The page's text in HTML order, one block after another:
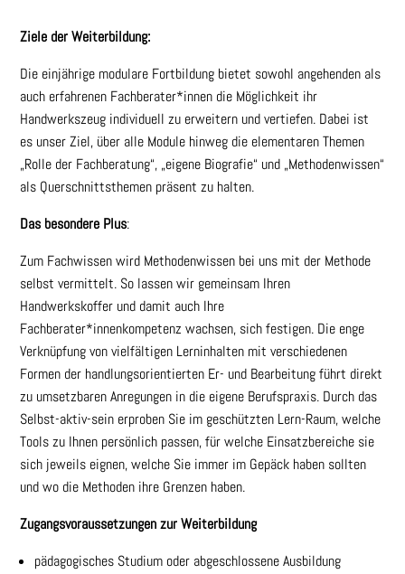
Ziele der Weiterbildung:
Die einjährige modulare Fortbildung bietet sowohl angehenden als
auch erfahrenen Fachberater*innen die Möglichkeit ihr
Handwerkszeug individuell zu erweitern und vertiefen. Dabei ist
es unser Ziel, über alle Module hinweg die elementaren Themen
„Rolle der Fachberatung“, „eigene Biografie“ und „Methodenwissen“
als Querschnittsthemen präsent zu halten.
Das besondere Plus:
Zum Fachwissen wird Methodenwissen bei uns mit der Methode
selbst vermittelt. So lassen wir gemeinsam Ihren
Handwerkskoffer und damit auch Ihre
Fachberater*innenkompetenz wachsen, sich festigen. Die enge
Verknüpfung von vielfältigen Lerninhalten mit verschiedenen
Formen der handlungsorientierten Er- und Bearbeitung führt direkt
zu umsetzbaren Anregungen in die eigene Berufspraxis. Durch das
Selbst-aktiv-sein erproben Sie im geschützten Lern-Raum, welche
Tools zu Ihnen persönlich passen, für welche Einsatzbereiche sie
sich jeweils eignen, welche Sie immer im Gepäck haben sollten
und wo die Methoden ihre Grenzen haben.
Zugangsvoraussetzungen zur Weiterbildung
pädagogisches Studium oder abgeschlossene Ausbildung